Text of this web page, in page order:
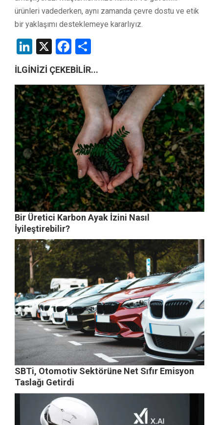
ürünleri vadederken, aynı zamanda çevre dostu ve etik
bir yaklaşımı desteklemeye kararlıyız.
LinkedIn
X Facebook
İLGİNİZİ ÇEKEBİLİR...
Bir Üretici Karbon Ayak İzini Nasıl
İyileştirebilir?
SBTi, Otomotiv Sektörüne Net Sıfır Emisyon
Taslağı Getirdi